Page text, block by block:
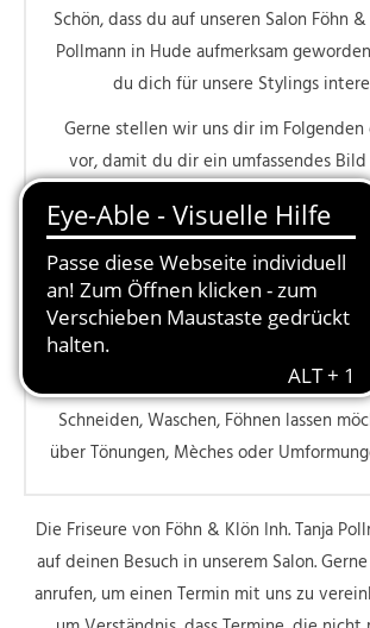
Schön, dass du auf unseren Salon Föhn
Pollmann in Hude aufmerksam
du dich für unsere Stylings
Gerne stellen wir uns dir im Folgenden
vor, damit du dir ein umfassendes
Friseurleistungen verschaffen
Unser top-motiviertes Team bietet dir
Coiffeur-Angebot für Damen, Herren
Alters. Wir können dir jeden Styling-
und dich typgerecht beraten, egal ob
Schneiden, Waschen, Föhnen lassen
über Tönungen, Mèches oder
Die Friseure von Föhn & Klön Inh. Tanja
auf deinen Besuch in unserem Salon.
anrufen, um einen Termin mit uns zu